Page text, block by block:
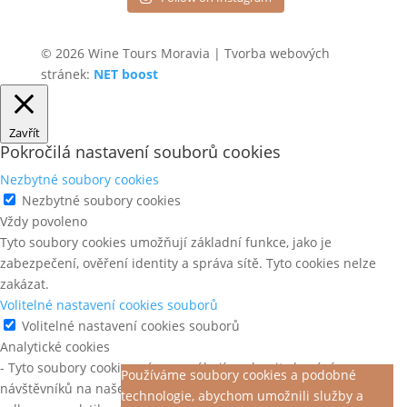
© 2026 Wine Tours Moravia | Tvorba webových
stránek: NET boost
Používáme soubory cookies a podobné
technologie, abychom umožnili služby a
Zavřít
Pokročilá nastavení souborů cookies
Nezbytné soubory cookies
Nezbytné soubory cookies
Vždy povoleno
Tyto soubory cookies umožňují základní funkce, jako je
zabezpečení, ověření identity a správa sítě. Tyto cookies nelze
zakázat.
Volitelné nastavení cookies souborů
Volitelné nastavení cookies souborů
Analytické cookies
- Tyto soubory cookies nám pomáhají pochopit chování
návštěvníků na našem webu, objevit chyby a poskytnout lepší